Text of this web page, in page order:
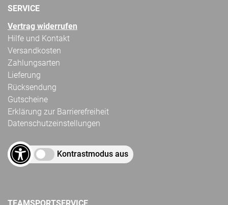
SERVICE
Vertrag widerrufen
Hilfe und Kontakt
Versandkosten
Zahlungsarten
Lieferung
Rücksendung
Gutscheine
Erklärung zur Barrierefreiheit
Datenschutzeinstellungen
Kontrastmodus aus